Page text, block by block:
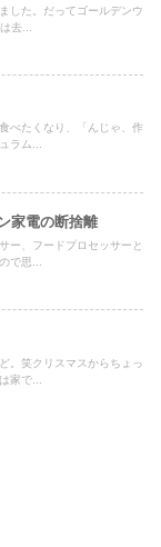
した。だってゴールデンウ
去...
べたくなり、「んじゃ、作
ラム...
家電の断捨離
ー、フードプロセッサーと
で思...
。笑クリスマスからちょっ
家で...